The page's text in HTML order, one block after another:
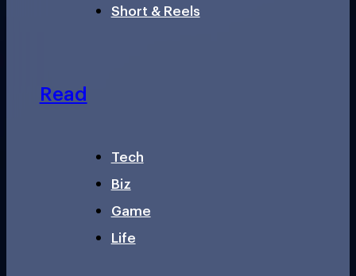
Short & Reels
Read
Tech
Biz
Game
Life